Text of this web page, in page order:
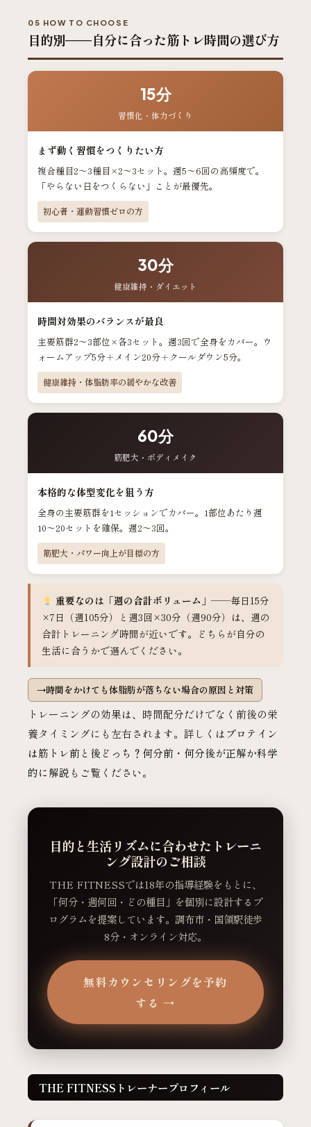
05 HOW TO CHOOSE
目的別——自分に合った筋トレ時間の選び方
15分
習慣化・体力づくり
まず動く習慣をつくりたい方
複合種目2〜3種目×2〜3セット。週5〜6回の高頻度で。
「やらない日をつくらない」ことが最優先。
初心者・運動習慣ゼロの方
30分
健康維持・ダイエット
時間対効果のバランスが最良
主要筋群2〜3部位×各3セット。週3回で全身をカバー。ウ
ォームアップ5分＋メイン20分＋クールダウン5分。
健康維持・体脂肪率の緩やかな改善
60分
筋肥大・ボディメイク
本格的な体型変化を狙う方
全身の主要筋群を1セッションでカバー。1部位あたり週
10〜20セットを確保。週2〜3回。
筋肥大・パワー向上が目標の方
重要なのは「週の合計ボリューム」——毎日15分
×7日（週105分）と週3回×30分（週90分）は、週の
合計トレーニング時間が近いです。どちらが自分の
生活に合うかで選んでください。
時間をかけても体脂肪が落ちない場合の原因と対策
トレーニングの効果は、時間配分だけでなく前後の栄
養タイミングにも左右されます。詳しくはプロテイン
は筋トレ前と後どっち？何分前・何分後が正解か科学
的に解説 もご覧ください。
目的と生活リズムに合わせたトレーニ
ング設計のご相談
THE FITNESSでは18年の指導経験をもとに、
「何分・週何回・どの種目」を個別に設計するプ
ログラムを提案しています。調布市・国領駅徒歩
8分・オンライン対応。
無料カウンセリングを予約
する →
THE FITNESSトレーナープロフィール